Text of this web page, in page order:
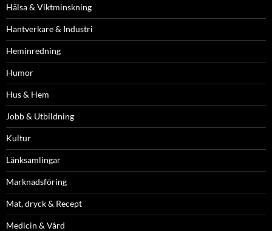
Hälsa & Viktminskning
Hantverkare & Industri
Heminredning
Humor
Hus & Hem
Jobb & Utbildning
Kultur
Länksamlingar
Marknadsföring
Mat, dryck & Recept
Medicin & Vård